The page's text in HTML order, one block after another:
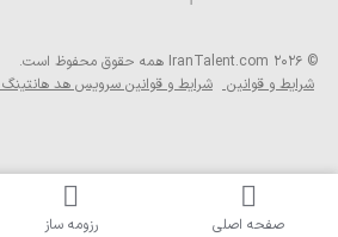
همه حقوق محفوظ است.
قوانین شرایط و قوانین سرویس هد هانتینگ حریم
اصلی